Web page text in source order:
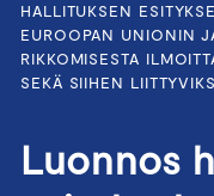
HALLITUKSEN
EUROOPAN UNIONIN
RIKKOMISESTA
SEKÄ SIIHEN
Luonnos